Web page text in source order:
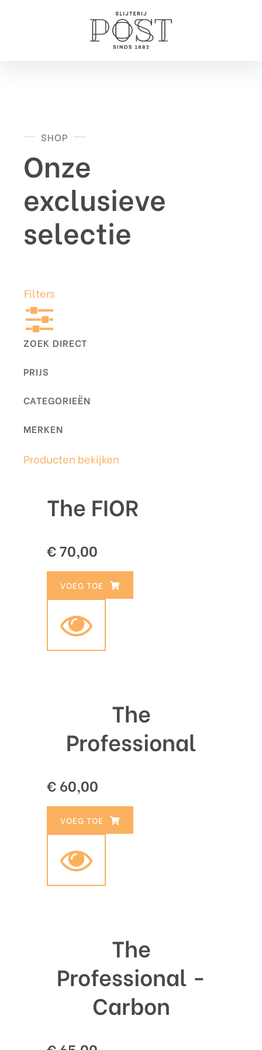
SHOP
Onze
exclusieve
selectie
Filters
ZOEK DIRECT
PRIJS
CATEGORIEËN
MERKEN
Producten bekijken
The FIOR
€70,00
The
Professional
€ 60,00
The
Professional -
Carbon